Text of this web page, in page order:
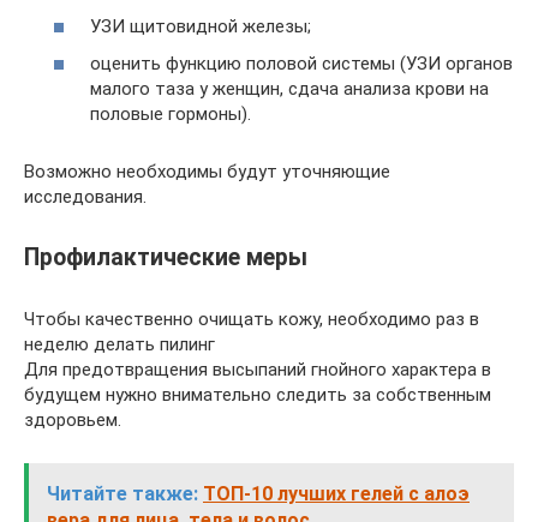
УЗИ щитовидной железы;
оценить функцию половой системы (УЗИ органов
малого таза у женщин, сдача анализа крови на
половые гормоны).
Возможно необходимы будут уточняющие
исследования.
Профилактические меры
Чтобы качественно очищать кожу, необходимо раз в
неделю делать пилинг
Для предотвращения высыпаний гнойного характера в
будущем нужно внимательно следить за собственным
здоровьем.
Читайте также: ТОП-10 лучших гелей с алоэ